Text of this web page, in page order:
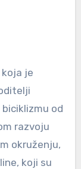
je
od
razvoju
okruženju,
koji su